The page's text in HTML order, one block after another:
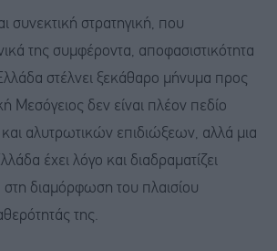
συνεκτική στρατηγική, που
της συμφέροντα, αποφασιστικότητα
Ελλάδα στέλνει ξεκάθαρο μήνυμα προς
Μεσόγειος δεν είναι πλέον πεδίο
αλυτρωτικών επιδιώξεων, αλλά μια
έχει λόγο και διαδραματίζει
στη διαμόρφωση του πλαισίου
της.